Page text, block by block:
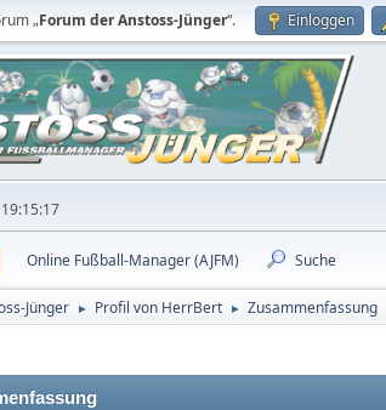
„Forum der Anstoss-Jünger“. Einloggen
Online Fußball-Manager (AJFM) Suche
Jünger ► Profil von HerrBert ► Zusammenfassung